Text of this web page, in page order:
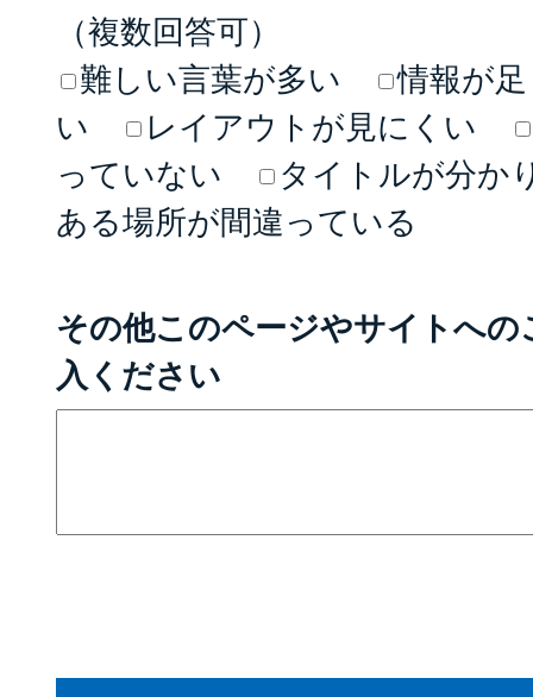
（複数回答可）
難しい言葉が多い
情報が
い
レイアウトが見にくい
っていない
タイトルが分か
ある場所が間違っている
その他このページやサイトへ
入ください